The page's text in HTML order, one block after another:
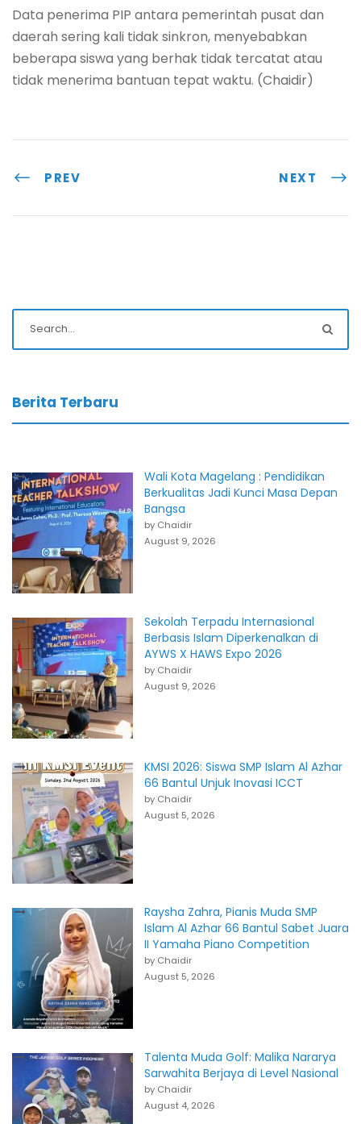
Data penerima PIP antara pemerintah pusat dan
daerah sering kali tidak sinkron, menyebabkan
beberapa siswa yang berhak tidak tercatat atau
tidak menerima bantuan tepat waktu. (Chaidir)
PREV NEXT
Berita Terbaru
Wali Kota Magelang : Pendidikan
Berkualitas Jadi Kunci Masa Depan
Bangsa
by Chaidir
August 9, 2026
Sekolah Terpadu Internasional
Berbasis Islam Diperkenalkan di
AYWS X HAWS Expo 2026
by Chaidir
August 9, 2026
KMSI 2026: Siswa SMP Islam Al Azhar
66 Bantul Unjuk Inovasi ICCT
by Chaidir
August 5, 2026
Raysha Zahra, Pianis Muda SMP
Islam Al Azhar 66 Bantul Sabet Juara
II Yamaha Piano Competition
by Chaidir
August 5, 2026
Talenta Muda Golf: Malika Nararya
Sarwahita Berjaya di Level Nasional
by Chaidir
August 4, 2026